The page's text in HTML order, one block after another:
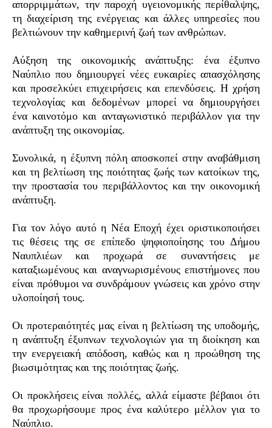
απορριμμάτων, την παροχή υγειονομικής περίθαλψης,
τη διαχείριση της ενέργειας και άλλες υπηρεσίες που
βελτιώνουν την καθημερινή ζωή των ανθρώπων.
Αύξηση της οικονομικής ανάπτυξης: ένα έξυπνο
Ναύπλιο που δημιουργεί νέες ευκαιρίες απασχόλησης
και προσελκύει επιχειρήσεις και επενδύσεις. Η χρήση
τεχνολογίας και δεδομένων μπορεί να δημιουργήσει
ένα καινοτόμο και ανταγωνιστικό περιβάλλον για την
ανάπτυξη της οικονομίας.
Συνολικά, η έξυπνη πόλη αποσκοπεί στην αναβάθμιση
και τη βελτίωση της ποιότητας ζωής των κατοίκων της,
την προστασία του περιβάλλοντος και την οικονομική
ανάπτυξη.
Για τον λόγο αυτό η Νέα Εποχή έχει οριστικοποιήσει
τις θέσεις της σε επίπεδο ψηφιοποίησης του Δήμου
Ναυπλιέων και προχωρά σε συναντήσεις με
καταξιωμένους και αναγνωρισμένους επιστήμονες που
είναι πρόθυμοι να συνδράμουν γνώσεις και χρόνο στην
υλοποίησή τους.
Οι προτεραιότητές μας είναι η βελτίωση της υποδομής,
η ανάπτυξη έξυπνων τεχνολογιών για τη διοίκηση και
την ενεργειακή απόδοση, καθώς και η προώθηση της
βιωσιμότητας και της ποιότητας ζωής.
Οι προκλήσεις είναι πολλές, αλλά είμαστε βέβαιοι ότι
θα προχωρήσουμε προς ένα καλύτερο μέλλον για το
Ναύπλιο.